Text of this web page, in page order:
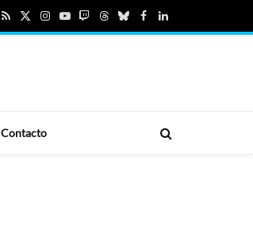
RSSX
Instagram
YouTube
TwitchThreadsBlueskyFacebook
LinkedIn
Contacto